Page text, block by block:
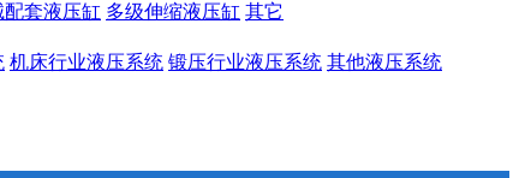
配套液压缸 多级伸缩液压缸 其它
机床行业液压系统 锻压行业液压系统 其他液压系统